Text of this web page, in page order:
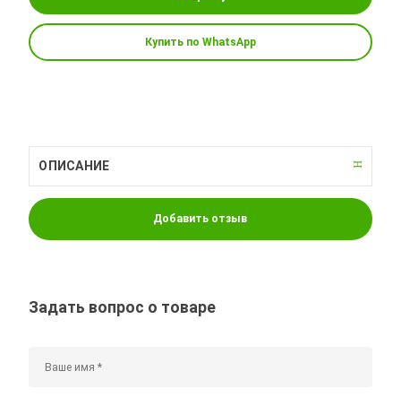
Купить по WhatsApp
ОПИСАНИЕ
Добавить отзыв
Задать вопрос о товаре